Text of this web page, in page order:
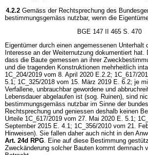
4.2.2 Gemäss der Rechtsprechung des
bestimmungsgemäss nutzbar, wenn die
BGE 147 II 465 S. 470
Eigentümer durch einen angemessenen Unterhalt
Interesse an der Weiternutzung dokumentiert
dass die Baute gemessen an ihrer
und die tragenden Konstruktionen mehrheitlich
1C_204/2019 vom 8. April 2020 E.2.2; 1C_617/
5.1; 1C_325/2018 vom 15. März 2019 E. 6.2; je
Verfallene, unbrauchbar gewordene und
Lebensdauer abgelaufen ist (sog. Ruinen), sind
bestimmungsgemäss nutzbar im Sinne der
Rechtsprechung und geniessen deshalb keinen
Urteile 1C_617/2019 vom 27. Mai 2020 E. 5.1;
September 2015 E. 4.1; 1C_356/2010 vom 21.
Hinweisen). Sie fallen daher auch nicht in den
Art. 24d RPG. Eine auf diese Bestimmung
Zweckänderung solcher Bauten kommt demnach